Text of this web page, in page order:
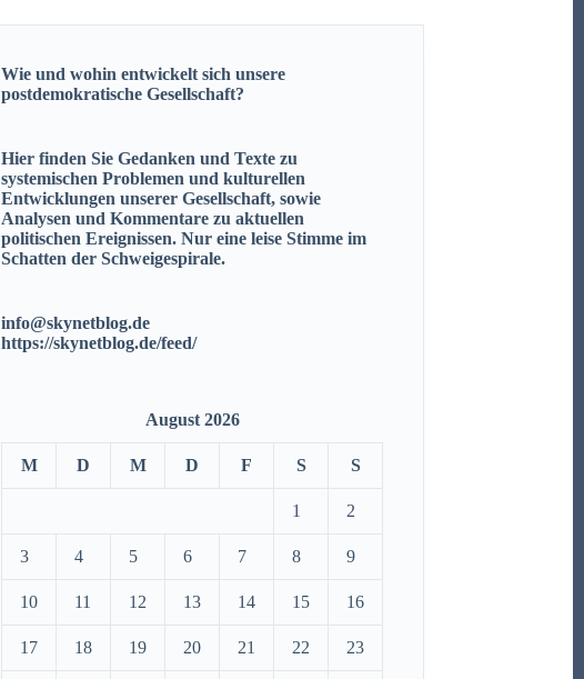
Wie und wohin entwickelt sich unsere
postdemokratischeGesellschaft?
Hier finden Sie Gedanken und Texte zu
systemischen Problemen und kulturellen
Entwicklungen unserer Gesellschaft, sowie
Analysen und Kommentare zu aktuellen
politischen Ereignissen.Nur eine leise Stimme im
Schatten der Schweigespirale.
info@skynetblog.de
https://skynetblog.de/feed/
August 2026
M D M D F S S
1 2
3 4 5 6 7 8 9
10 11 12 13 14 15 16
17 18 19 20 21 22 23